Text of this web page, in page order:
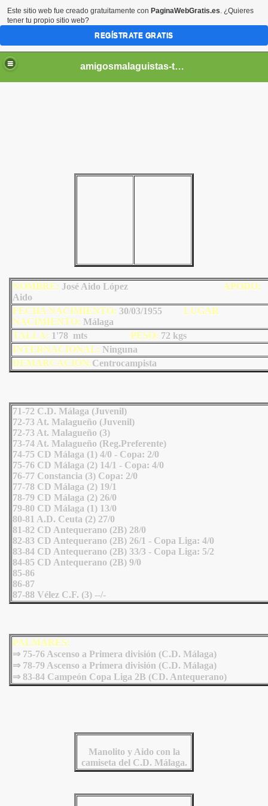
amigosmalaguistas-temporadas
NOMBRE: José Aido López APODO:
Aido
FECHA NACIMIENTO: 30/03/1955 LUGAR
NACIMIENTO: Málaga
TALLA: 1'78 mts PESO: 72 kgs
INTERNACIONAL: Ninguna
DEMARCACIÓN:Centrocampista
71-72 C.D. Málaga (Juvenil)
72-73 At. Malagueño (Juvenil)
72-73 At. Malagueño (3)
73-74 At. Malagueño (Reg.Preferente)
74-75 CD Málaga (1) 4/0 - Copa: 2/0
75-76 CD Málaga (2) 14/1 - Copa: 4/0
76-77 Constancia (3) Copa: 2/0
77-78 CD Málaga (2) 19/1
78-79 CD Málaga (2) 26/0
79-80 CD Málaga (1) 13/0
80-81 A.D. Ceuta (2) 27/0
81-82 CD Antequerano (2B) 28/0
82-83 CD Antequerano (2B) 26/1 - Copa Liga: 4/0
83-84 CD Antequerano (2B) 33/3 - Copa Liga: 5/2
84-85 CD Antequerano (2B) 9/0
85-86
86-87
87-88 Vélez C.F. (3) --/-
PALMARÉS:
⇒ 75-76 Ascenso a Primera división (C.D. Málaga)
⇒ 78-79 Ascenso a Primera división (C.D. Málaga)
⇒ 83-84 Campeón Copa Liga 2B (CD. Antequerano)
Manolito y Aido con la
camiseta del C.D. Málaga.
Este sitio web fue creado gratuitamente con PaginaWebGratis.es. ¿Quieres
tener tu propio sitio web?
REGÍSTRATE GRATIS